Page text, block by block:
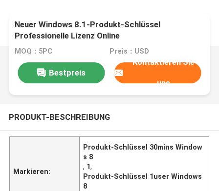
Neuer Windows 8.1-Produkt-Schlüssel
Professionelle Lizenz Online
MOQ：5PC Preis：USD
Bestpreis
Kontaktieren Sie
uns
PRODUKT-BESCHREIBUNG
Markieren:
Produkt-Schlüssel 30mins Window
s 8
, 1,
Produkt-Schlüssel 1user Windows
8